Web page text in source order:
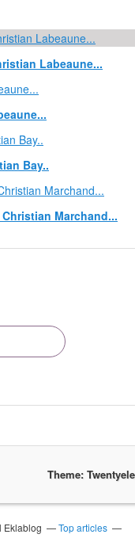
Labeaune...
Bay..
Marchand...
Theme:
Eklablog Top articles